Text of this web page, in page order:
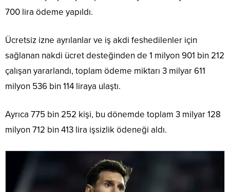
700 lira ödeme yapıldı.
Ücretsiz izne ayrılanlar ve iş akdi feshedilenler için
sağlanan nakdi ücret desteğinden de 1 milyon 901 bin 212
çalışan yararlandı, toplam ödeme miktarı 3 milyar 611
milyon 536 bin 114 liraya ulaştı.
Ayrıca 775 bin 252 kişi, bu dönemde toplam 3 milyar 128
milyon 712 bin 413 lira işsizlik ödeneği aldı.